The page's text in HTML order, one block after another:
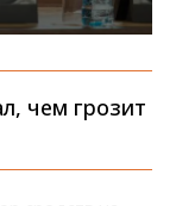
чем грозит